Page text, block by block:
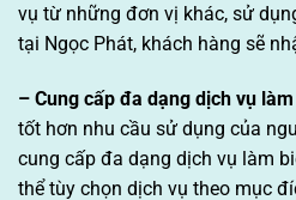
vụ từ những đơn vị khác, sử
tại Ngọc Phát, khách hàng sẽ
– Cung cấp đa dạng dịch vụ
tốt hơn nhu cầu sử dụng của
cung cấp đa dạng dịch vụ làm
thể tùy chọn dịch vụ theo mục